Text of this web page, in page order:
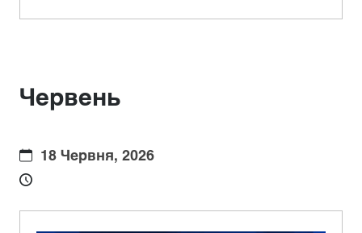
Червень
18 Червня, 2026